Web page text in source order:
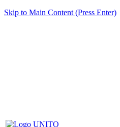
Skip to Main Content (Press Enter)